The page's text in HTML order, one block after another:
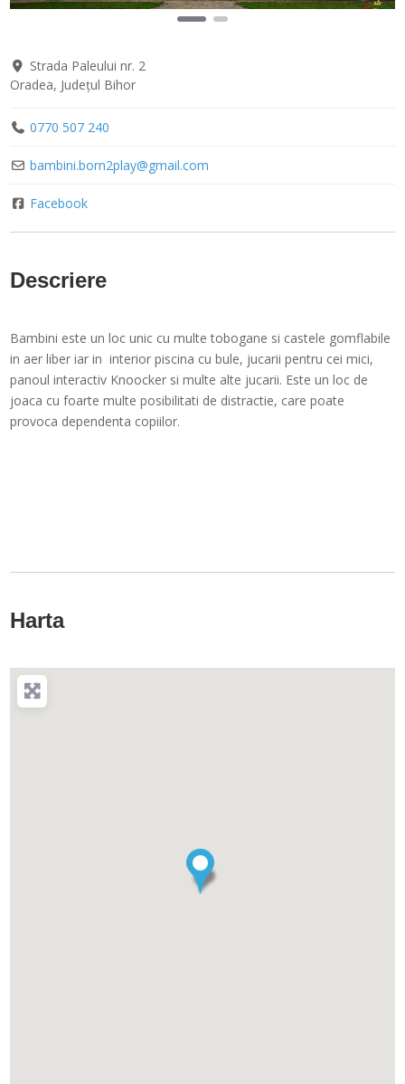
Strada Paleului nr. 2
Oradea, Județul Bihor
0770 507 240
bambini.born2play@gmail.com
Facebook
Descriere
Bambini este un loc unic cu multe tobogane si castele gomflabile
in aer liber iar in interior piscina cu bule, jucarii pentru cei mici,
panoul interactiv Knoocker si multe alte jucarii. Este un loc de
joaca cu foarte multe posibilitati de distractie, care poate
provoca dependenta copiilor.
Harta